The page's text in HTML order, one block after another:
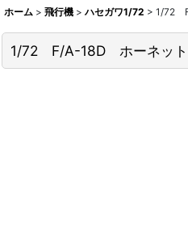
ホーム > 飛行機 > ハセガワ1/72 > 1/72
1/72 F/A-18D ホーネット